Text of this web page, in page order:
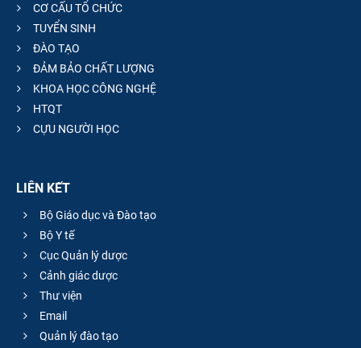
CƠ CẤU TỔ CHỨC
TUYỂN SINH
ĐÀO TẠO
ĐẢM BẢO CHẤT LƯỢNG
KHOA HỌC CÔNG NGHỆ
HTQT
CỰU NGƯỜI HỌC
LIÊN KẾT
Bộ Giáo dục và Đào tạo
Bộ Y tế
Cục Quản lý dược
Cảnh giác dược
Thư viện
Email
Quản lý đào tạo